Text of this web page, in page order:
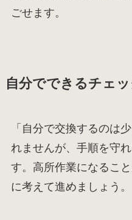
ごせます。
自分でできるチェ
「自分で交換するのは
れませんが、手順を守
す。高所作業になるこ
に考えて進めましょう。